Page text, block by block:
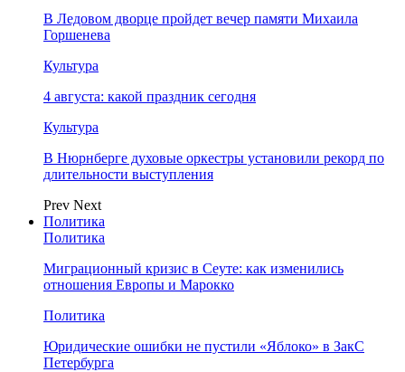
В Ледовом дворце пройдет вечер памяти Михаила
Горшенева
Культура
4 августа: какой праздник сегодня
Культура
В Нюрнберге духовые оркестры установили рекорд по
длительности выступления
Prev Next
Политика
Политика
Миграционный кризис в Сеуте: как изменились
отношения Европы и Марокко
Политика
Юридические ошибки не пустили «Яблоко» в ЗакС
Петербурга